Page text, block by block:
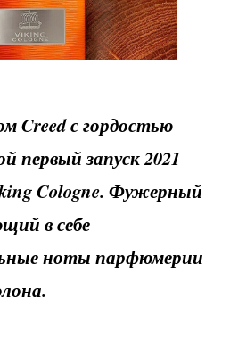
Creed с гордостью
первый запуск 2021
Cologne. Фужерный
в себе
ноты парфюмерии